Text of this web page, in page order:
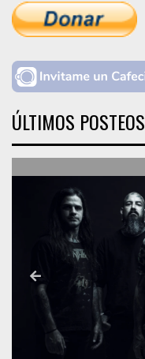
ÚLTIMOS POSTEOS